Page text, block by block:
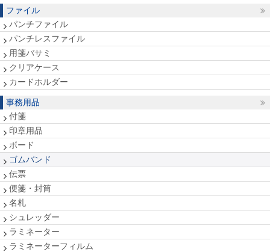
ファイル
パンチファイル
パンチレスファイル
用箋バサミ
クリアケース
カードホルダー
事務用品
付箋
印章用品
ボード
ゴムバンド
伝票
便箋・封筒
名札
シュレッダー
ラミネーター
ラミネーターフィルム